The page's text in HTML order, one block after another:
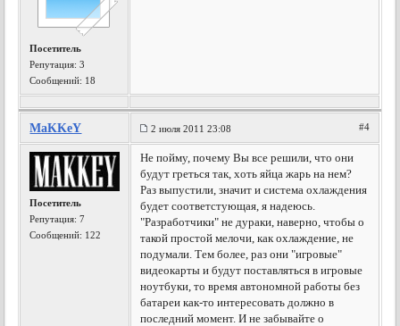
Посетитель
Репутация:3
Сообщений: 18
MaKKeY 2 июля 2011 23:08 #4
Посетитель
Репутация:7
Сообщений: 122
Не пойму, почему Вы все решили, что они
будут греться так, хоть яйца жарь на нем?
Раз выпустили, значит и система охлаждения
будет соответстующая, я надеюсь.
"Разработчики" не дураки, наверно, чтобы о
такой простой мелочи, как охлаждение, не
подумали. Тем более, раз они "игровые"
видеокарты и будут поставляться в игровые
ноутбуки, то время автономной работы без
батареи как-то интересовать должно в
последний момент. И не забывайте о